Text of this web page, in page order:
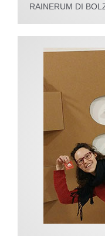
RAINERUM DI